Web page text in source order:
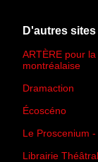
D'autres
ARTÈRE pour
montréalaise
Dramaction
Écoscéno
Le Proscenium
Librairie